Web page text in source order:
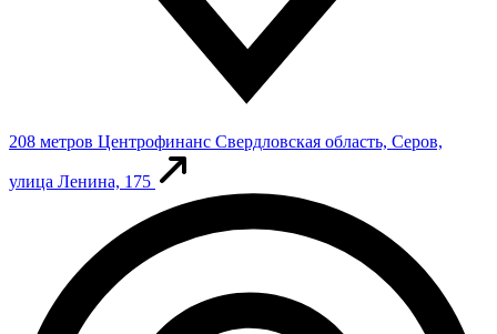
208 метров Центрофинанс Свердловская область, Серов,
улица Ленина, 175